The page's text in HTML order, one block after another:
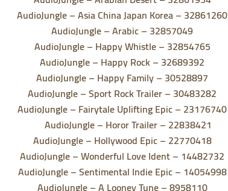
AudioJungle – Asia China Japan Korea – 32861260
AudioJungle – Arabic – 32857049
AudioJungle – Happy Whistle – 32854765
AudioJungle – Happy Rock – 32689392
AudioJungle – Happy Family – 30528897
AudioJungle – Sport Rock Trailer – 30483282
AudioJungle – Fairytale Uplifting Epic – 23176740
AudioJungle – Horor Trailer – 22838421
AudioJungle – Hollywood Epic – 22770418
AudioJungle – Wonderful Love Ident – 14482732
AudioJungle – Sentimental Indie Epic – 14054998
AudioJungle – A Looney Tune – 8958110